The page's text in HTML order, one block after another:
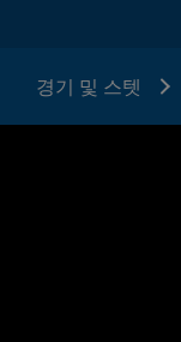
경기 및 스텟